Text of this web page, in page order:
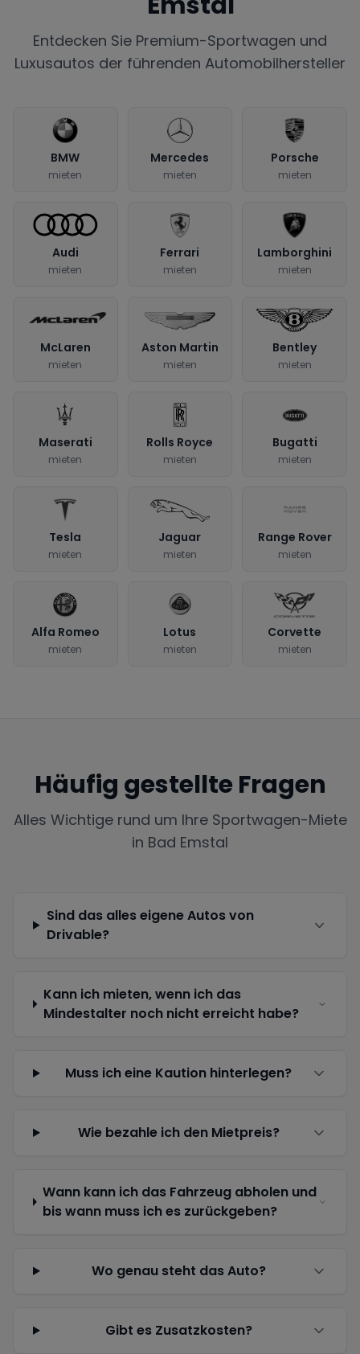
Entdecken Sie Premium-Sportwagen und
Luxusautos der führenden Automobilhersteller
BMW
mieten
Mercedes
mieten
Porsche
mieten
Audi
mieten
Ferrari
mieten
Lamborghini
mieten
McLaren
mieten
Aston Martin
mieten
Bentley
mieten
Maserati
mieten
Rolls Royce
mieten
Bugatti
mieten
Tesla
mieten
Jaguar
mieten
Range Rover
mieten
Alfa Romeo
mieten
Lotus
mieten
Corvette
mieten
Häufig gestellte Fragen
Alles Wichtige rund um Ihre Sportwagen-Miete
in Bad Emstal
Sind das alles eigene Autos von
Drivable?
Kann ich mieten, wenn ich das
Mindestalter noch nicht erreicht habe?
Muss ich eine Kaution hinterlegen?
Wie bezahle ich den Mietpreis?
Wann kann ich das Fahrzeug abholen und
bis wann muss ich es zurückgeben?
Wo genau steht das Auto?
Gibt es Zusatzkosten?